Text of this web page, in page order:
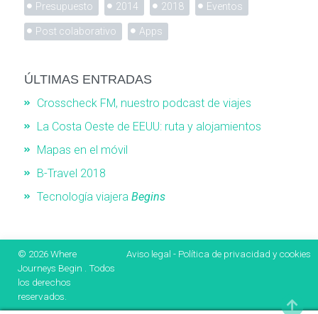
Presupuesto 2014 2018 Eventos
Post colaborativo Apps
ÚLTIMAS ENTRADAS
Crosscheck FM, nuestro podcast de viajes
La Costa Oeste de EEUU: ruta y alojamientos
Mapas en el móvil
B-Travel 2018
Tecnología viajera Begins
© 2026Where
Journeys Begin
. Todos
los derechos
reservados.
Aviso legal - Política de privacidad y cookies